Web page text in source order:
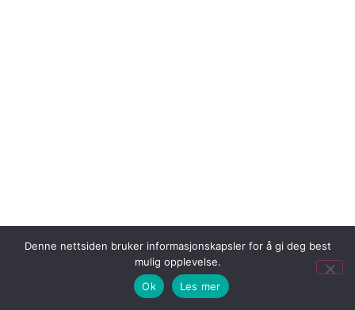
Denne nettsiden bruker informasjonskapsler for å gi deg best
mulig opplevelse.
Ok
Les mer